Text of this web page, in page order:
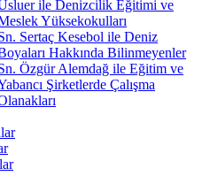
ile Denizcilik Eğitimi ve
Yüksekokulları
Sertaç Kesebol ile Deniz
Hakkında Bilinmeyenler
Özgür Alemdağ ile Eğitim ve
Şirketlerde Çalışma